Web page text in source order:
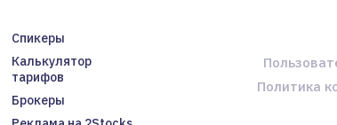
Спикеры
Калькулятор
тарифов
Брокеры
Политика